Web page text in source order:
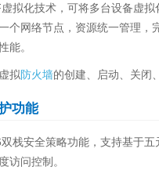
拟化技术，可将多台设备虚拟
个网络节点，资源统一管理，
能。
拟防火墙的创建、启动、关闭
功能
栈安全策略功能，支持基于五
访问控制。